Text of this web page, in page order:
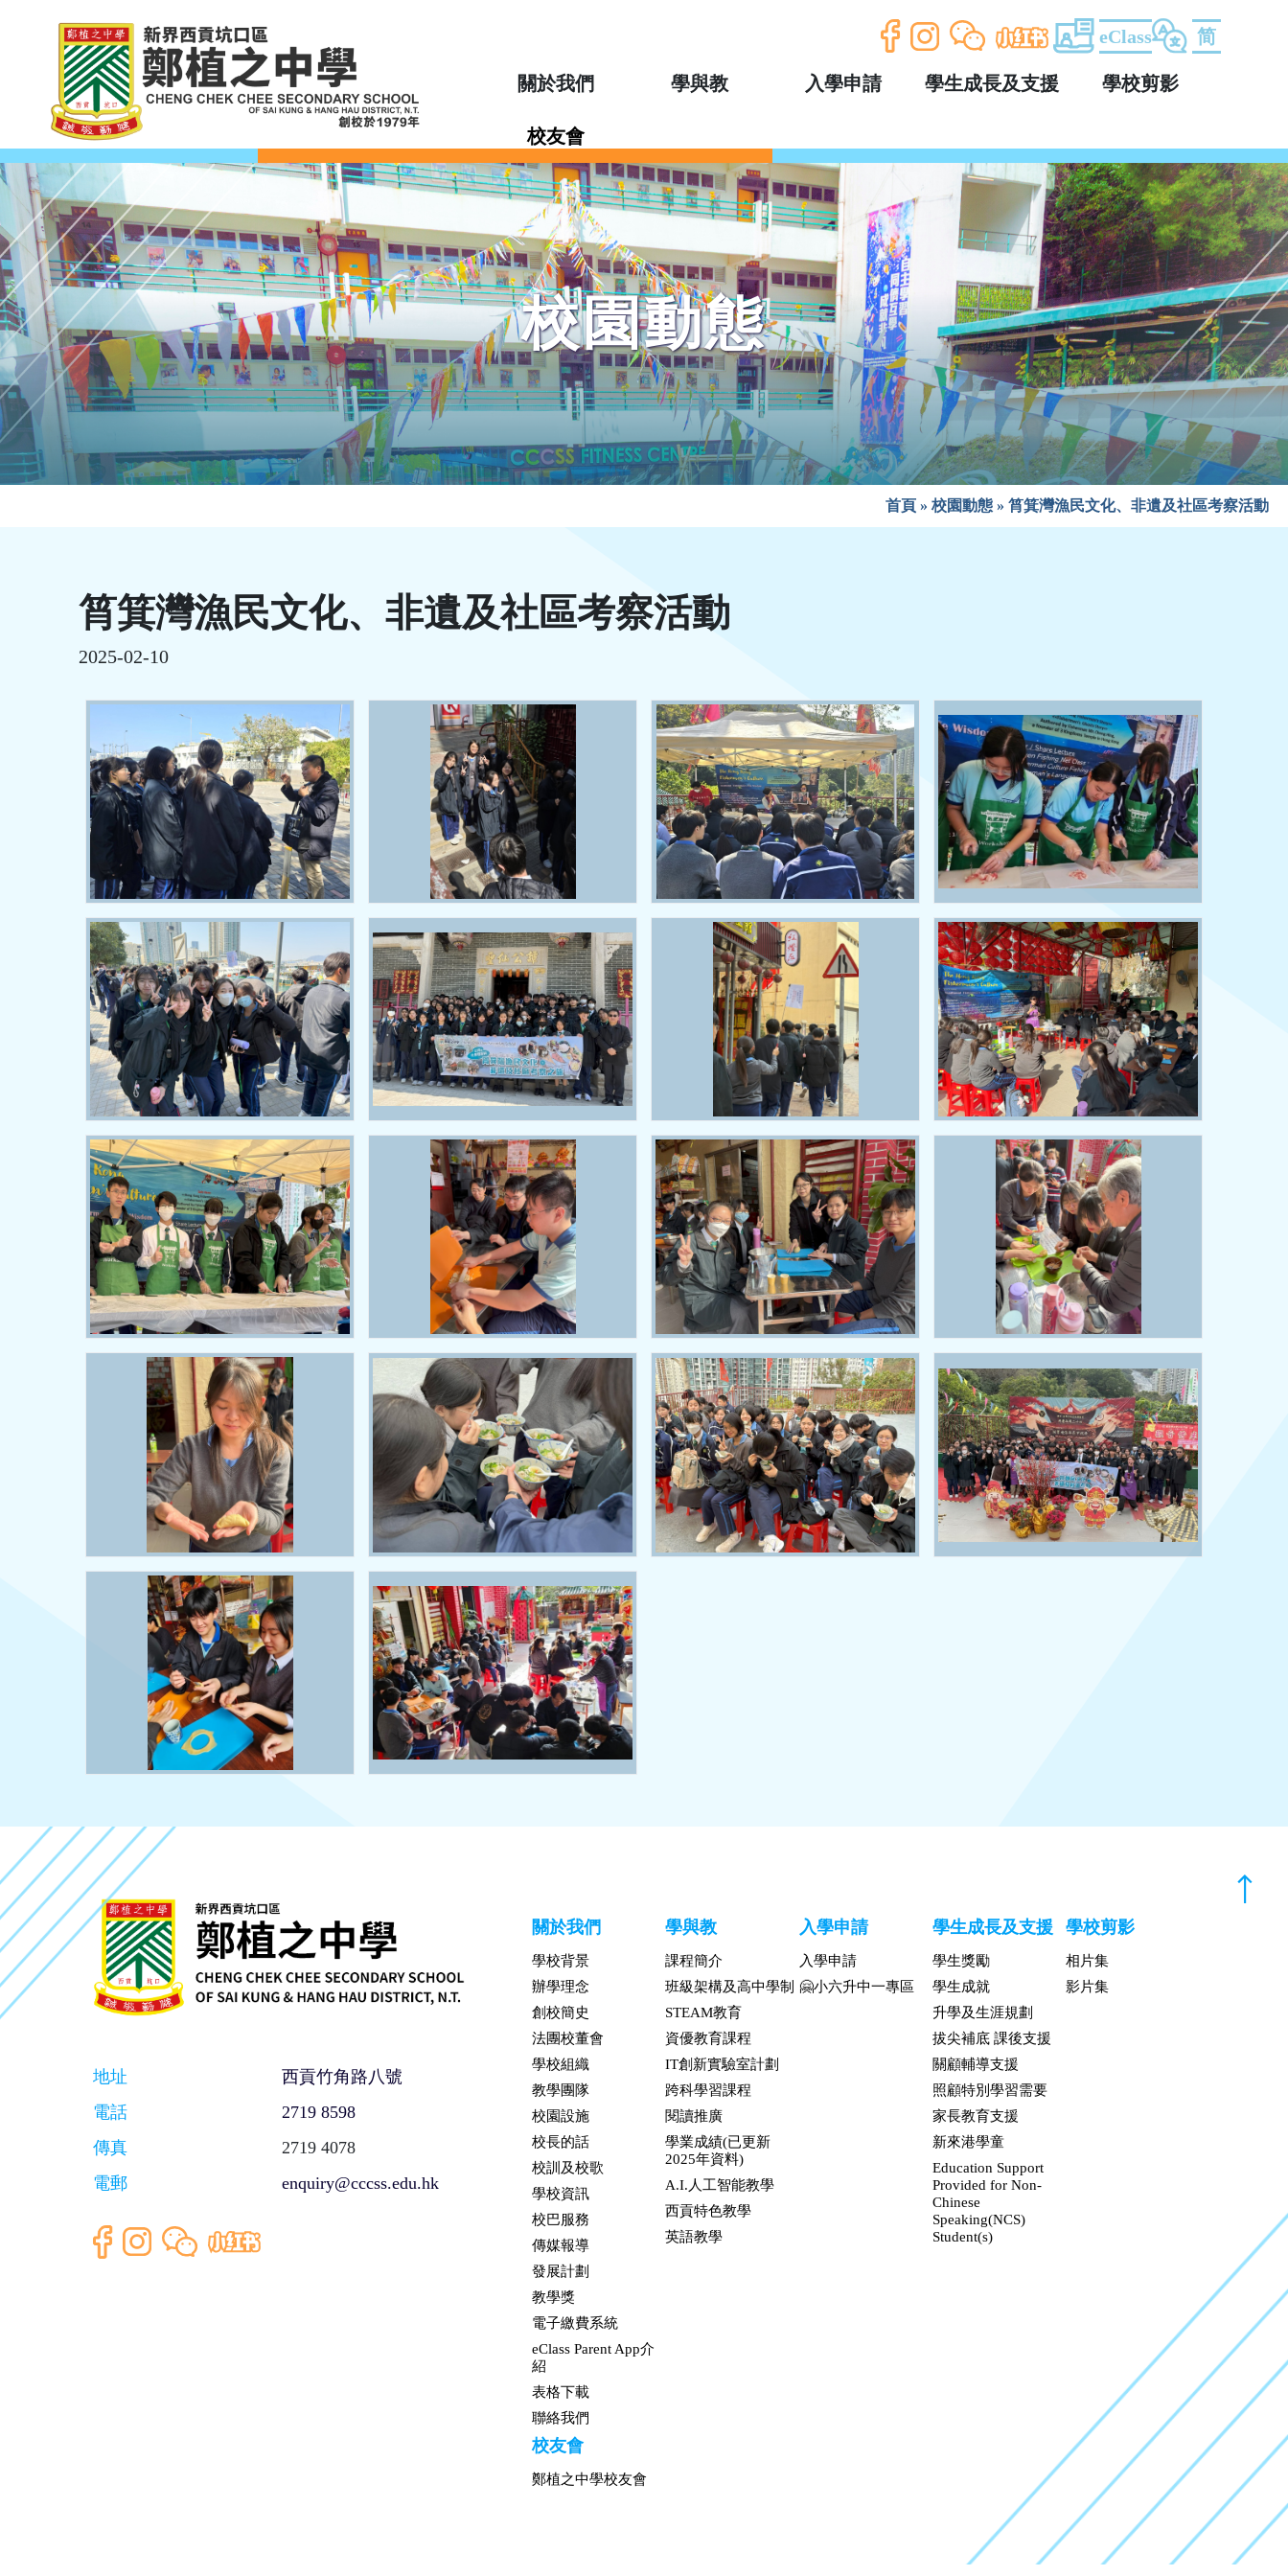
eClass 简
關於我們 學與教 入學申請 學生成長及支援 學校剪影
校友會
校園動態
首頁 » 校園動態 » 筲箕灣漁民文化、非遺及社區考察活動
筲箕灣漁民文化、非遺及社區考察活動
2025-02-10
地址
西貢竹角路八號
電話
2719 8598
傳真
2719 4078
電郵
enquiry@cccss.edu.hk
關於我們
學校背景
辦學理念
創校簡史
法團校董會
學校組織
教學團隊
校園設施
校長的話
校訓及校歌
學校資訊
校巴服務
傳媒報導
發展計劃
教學獎
電子繳費系統
eClass Parent App介
紹
表格下載
聯絡我們
學與教
課程簡介
班級架構及高中學制
STEAM教育
資優教育課程
IT創新實驗室計劃
跨科學習課程
閱讀推廣
學業成績(已更新
2025年資料)
A.I.人工智能教學
西貢特色教學
英語教學
入學申請
入學申請
🤗小六升中一專區
學生成長及支援
學生獎勵
學生成就
升學及生涯規劃
拔尖補底 課後支援
關顧輔導支援
照顧特別學習需要
家長教育支援
新來港學童
Education Support
Provided for Non-
Chinese
Speaking(NCS)
Student(s)
學校剪影
相片集
影片集
校友會
鄭植之中學校友會